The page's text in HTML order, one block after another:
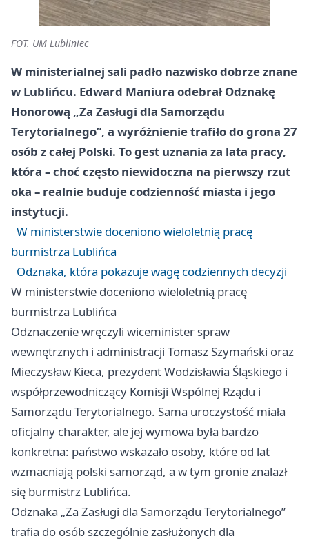
FOT. UM Lubliniec
W ministerialnej sali padło nazwisko dobrze znane
w Lublińcu. Edward Maniura odebrał Odznakę
Honorową „Za Zasługi dla Samorządu
Terytorialnego”, a wyróżnienie trafiło do grona 27
osób z całej Polski. To gest uznania za lata pracy,
która – choć często niewidoczna na pierwszy rzut
oka – realnie buduje codzienność miasta i jego
instytucji.
W ministerstwie doceniono wieloletnią pracę
burmistrza Lublińca
Odznaka, która pokazuje wagę codziennych decyzji
W ministerstwie doceniono wieloletnią pracę
burmistrza Lublińca
Odznaczenie wręczyli wiceminister spraw
wewnętrznych i administracji Tomasz Szymański oraz
Mieczysław Kieca, prezydent Wodzisławia Śląskiego i
współprzewodniczący Komisji Wspólnej Rządu i
Samorządu Terytorialnego. Sama uroczystość miała
oficjalny charakter, ale jej wymowa była bardzo
konkretna: państwo wskazało osoby, które od lat
wzmacniają polski samorząd, a w tym gronie znalazł
się burmistrz Lublińca.
Odznaka „Za Zasługi dla Samorządu Terytorialnego”
trafia do osób szczególnie zasłużonych dla